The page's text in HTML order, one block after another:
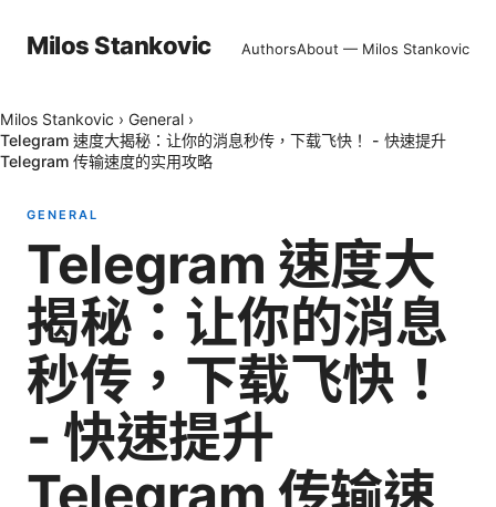
Milos Stankovic AuthorsAbout — Milos Stankovic
Milos Stankovic › General ›
Telegram 速度大揭秘：让你的消息秒传，下载飞快！ - 快速提升
Telegram 传输速度的实用攻略
GENERAL
Telegram 速度大
揭秘：让你的消息
秒传，下载飞快！
- 快速提升